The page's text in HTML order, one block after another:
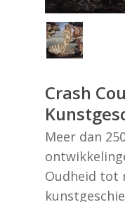
Crash
Meer dan
Oudheid tot